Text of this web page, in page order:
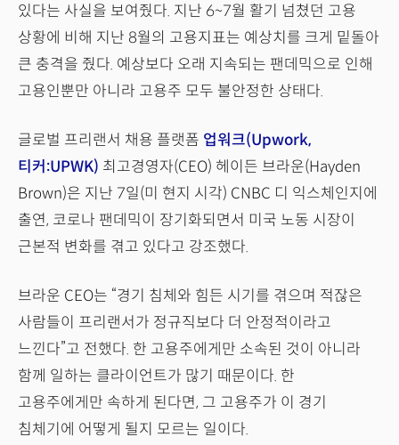
있다는 사실을 보여줬다. 지난 6~7월 활기 넘쳤던 고용
상황에 비해 지난 8월의 고용지표는 예상치를 크게 밑돌아
큰 충격을 줬다. 예상보다 오래 지속되는 팬데믹으로 인해
고용인뿐만 아니라 고용주 모두 불안정한 상태다.
글로벌 프리랜서 채용 플랫폼 업워크(Upwork,
티커:UPWK) 최고경영자(CEO) 헤이든 브라운(Hayden
Brown)은 지난 7일(미 현지 시각) CNBC 디 익스체인지에
출연, 코로나 팬데믹이 장기화되면서 미국 노동 시장이
근본적 변화를 겪고 있다고 강조했다.
브라운 CEO는 “경기 침체와 힘든 시기를 겪으며 적잖은
사람들이 프리랜서가 정규직보다 더 안정적이라고
느낀다”고 전했다. 한 고용주에게만 소속된 것이 아니라
함께 일하는 클라이언트가 많기 때문이다. 한
고용주에게만 속하게 된다면, 그 고용주가 이 경기
침체기에 어떻게 될지 모르는 일이다.